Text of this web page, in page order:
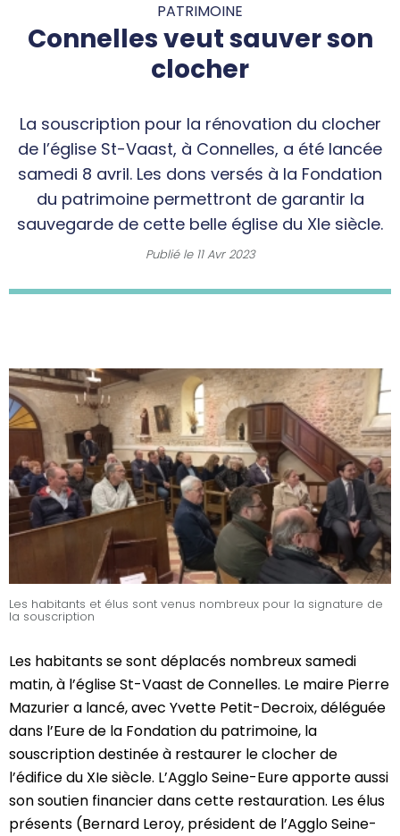
PATRIMOINE
Connelles veut sauver son
clocher
La souscription pour la rénovation du clocher
de l’église St-Vaast, à Connelles, a été lancée
samedi 8 avril. Les dons versés à la Fondation
du patrimoine permettront de garantir la
sauvegarde de cette belle église du XIe siècle.
Publié le 11 Avr 2023
Les habitants et élus sont venus nombreux pour la signature de
la souscription
Les habitants se sont déplacés nombreux samedi
matin, à l’église St-Vaast de Connelles. Le maire Pierre
Mazurier a lancé, avec Yvette Petit-Decroix, déléguée
dans l’Eure de la Fondation du patrimoine, la
souscription destinée à restaurer le clocher de
l’édifice du XIe siècle. L’Agglo Seine-Eure apporte aussi
son soutien financier dans cette restauration. Les élus
présents (Bernard Leroy, président de l’Agglo Seine-